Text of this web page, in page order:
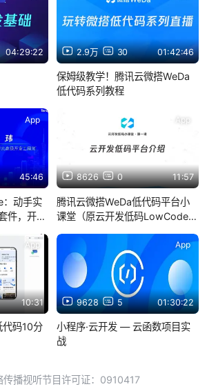
04:29:22 2.9万 30 01:42:46
保姆级教学！腾讯云微搭WeDa
低代码系列教程
45:46
App
：动手实
件，开发
8626 0 11:57
App
腾讯云微搭WeDa低代码平台小
课堂（原云开发低码LowCode平
10:31
App
代码10分
9628 5 01:30:22
App
小程序·云开发 — 云函数项目实
战
传播视听节目许可证：0910417